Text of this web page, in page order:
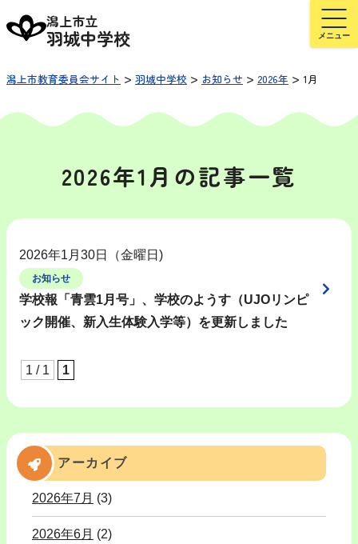
潟上市立
羽城中学校
潟上市教育委員会サイト > 羽城中学校 > お知らせ > 2026年 > 1月
2026年1月の記事一覧
2026年1月30日（金曜日)
お知らせ
学校報「青雲1月号」、学校のようす（UJOリンピ
ック開催、新入生体験入学等）を更新しました
1 / 1 1
アーカイブ
2026年7月 (3)
2026年6月 (2)